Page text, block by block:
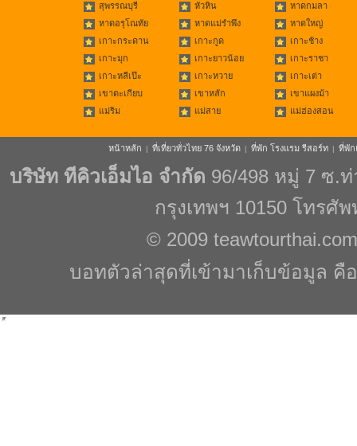
สุพรรณบุรี
หัวหิน
หาดกมลา
หาดอรุโณทัย
หาดแม่รำพึง
หาดใหญ่
เกาะกระดาน
เกาะกูด
เกาะช้าง
เกาะมุก
เกาะยาวน้อย
เกาะราชา
เกาะหลีเป๊ะ
เกาะหวาย
เกาะเต่า
เขาตะเกียบ
เขาหลัก
เขาแผงม้า
แม่ริม
แม่สาย แม่ฮ่องสอน
หน้าหลัก | ที่เที่ยวทั่วไทย 76 จังหวัด | ที่พัก โรงแรม รีสอร์ท | ที่พัก
บริษัท ทีคิวเอ็มไอ จำกัด 96/498 หมู่ 7 ซ.
กรุงเทพฯ 10150 โทรศั
© 2009 teawtourthai.com
บอทตัวล่าสุดที่เข้ามาเก็บข้อมูล คือ